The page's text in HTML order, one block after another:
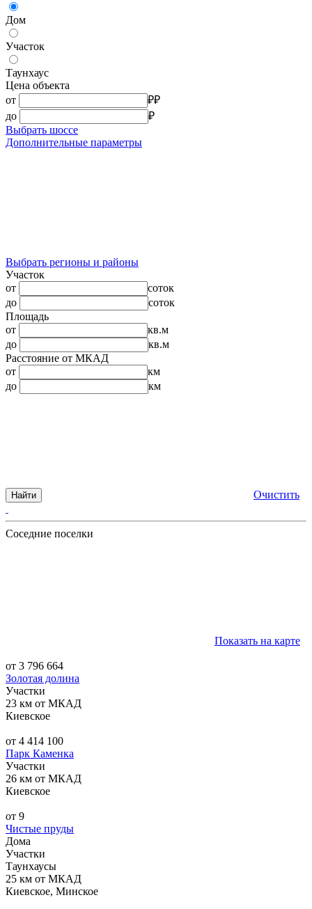
Дом
Участок
Таунхаус
Цена объекта
от
₽₽
до
₽
Выбрать шоссе
Дополнительные параметры
Выбрать регионы и районы
Участок
от
соток
до
соток
Площадь
от
кв.м
до
кв.м
Расстояние от МКАД
от
км
до
км
Найти Очистить
Соседние поселки
Показать на карте
от 3 796 664
Золотая долина
Участки
23 км от МКАД
Киевское
от 4 414 100
Парк Каменка
Участки
26 км от МКАД
Киевское
от 9
Чистые пруды
Дома
Участки
Таунхаусы
25 км от МКАД
Киевское, Минское